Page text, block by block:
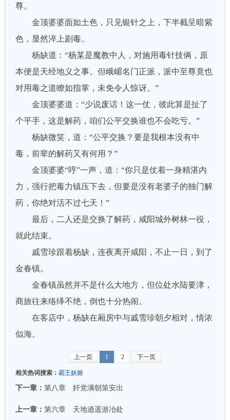
尊。
金顶婆婆面如土色，只见银针之上，下半截呈暗紫
色，显然淬上剧毒。
杨缺道：“杨某是魔教中人，对施用毒针技俩，原
本便是天经地义之事。但峨嵋名门正派，派中至尊竟也
对用毒之道瞭如指掌，未免令人惊讶。”
金顶婆婆道：“少说废话！这一仗，彼此算是扯了
个平手，这是解药，咱们公平交换谁也不会吃亏。”
杨缺微笑，道：“公平交换？要是我根本没有中
毒，前辈的解药又有何用？”
金顶婆婆“哼”一声，道：“你只是仗着一身精湛内
力，强行把毒力镇压下去，但要是没有老婆子的独门解
药，你绝对活不过七天！”
最后，二人还是交换了解药，咸阳城外树林一役，
就此结束。
戚雪珍跟着杨缺，连夜离开咸阳，不止一日，到了
金春镇。
金春镇虽然并不是什么大地方，但位处水陆要津，
商旅往来络绎不绝，倒也十分热闹。
在客店中，杨缺在厢房中与戚雪珍朝夕相对，情浓
似海。
上一页 1 2 下一页
相关热词搜索： 霸王妖姬
下一章： 第八章 奸党满朝策安出
上一章： 第六章 天地逍遥游冶处